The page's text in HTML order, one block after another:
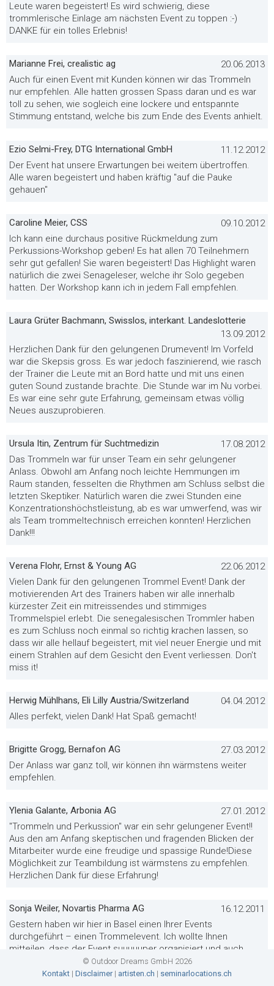
Leute waren begeistert! Es wird schwierig, diese
trommlerische Einlage am nächsten Event zu toppen :-)
DANKE für ein tolles Erlebnis!
Marianne Frei, crealistic ag
20.06.2013
Auch für einen Event mit Kunden können wir das Trommeln
nur empfehlen. Alle hatten grossen Spass daran und es war
toll zu sehen, wie sogleich eine lockere und entspannte
Stimmung entstand, welche bis zum Ende des Events anhielt.
Ezio Selmi-Frey, DTG International GmbH
11.12.2012
Der Event hat unsere Erwartungen bei weitem übertroffen.
Alle waren begeistert und haben kräftig "auf die Pauke
gehauen"
Caroline Meier, CSS
09.10.2012
Ich kann eine durchaus positive Rückmeldung zum
Perkussions-Workshop geben! Es hat allen 70 Teilnehmern
sehr gut gefallen! Sie waren begeistert! Das Highlight waren
natürlich die zwei Senageleser, welche ihr Solo gegeben
hatten. Der Workshop kann ich in jedem Fall empfehlen.
Laura Grüter Bachmann, Swisslos, interkant. Landeslotterie
13.09.2012
Herzlichen Dank für den gelungenen Drumevent! Im Vorfeld
war die Skepsis gross. Es war jedoch faszinierend, wie rasch
der Trainer die Leute mit an Bord hatte und mit uns einen
guten Sound zustande brachte. Die Stunde war im Nu vorbei.
Es war eine sehr gute Erfahrung, gemeinsam etwas völlig
Neues auszuprobieren.
Ursula Itin, Zentrum für Suchtmedizin
17.08.2012
Das Trommeln war für unser Team ein sehr gelungener
Anlass. Obwohl am Anfang noch leichte Hemmungen im
Raum standen, fesselten die Rhythmen am Schluss selbst die
letzten Skeptiker. Natürlich waren die zwei Stunden eine
Konzentrationshöchstleistung, ab es war umwerfend, was wir
als Team trommeltechnisch erreichen konnten! Herzlichen
Dank!!!
Verena Flohr, Ernst & Young AG
22.06.2012
Vielen Dank für den gelungenen Trommel Event! Dank der
motivierenden Art des Trainers haben wir alle innerhalb
kürzester Zeit ein mitreissendes und stimmiges
Trommelspiel erlebt. Die senegalesischen Trommler haben
es zum Schluss noch einmal so richtig krachen lassen, so
dass wir alle hellauf begeistert, mit viel neuer Energie und mit
einem Strahlen auf dem Gesicht den Event verliessen. Don't
miss it!
Herwig Mühlhans, Eli Lilly Austria/Switzerland
04.04.2012
Alles perfekt, vielen Dank! Hat Spaß gemacht!
Brigitte Grogg, Bernafon AG
27.03.2012
Der Anlass war ganz toll, wir können ihn wärmstens weiter
empfehlen.
Ylenia Galante, Arbonia AG
27.01.2012
"Trommeln und Perkussion" war ein sehr gelungener Event!!
Aus den am Anfang skeptischen und fragenden Blicken der
Mitarbeiter wurde eine freudige und spassige Runde!Diese
Möglichkeit zur Teambildung ist wärmstens zu empfehlen.
Herzlichen Dank für diese Erfahrung!
Sonja Weiler, Novartis Pharma AG
16.12.2011
Gestern haben wir hier in Basel einen Ihrer Events
durchgeführt – einen Trommelevent. Ich wollte Ihnen
mitteilen, dass der Event suuuuuper organisiert und auch
geleitet wurde. Wir hatten eine tolle Zeit und ich bin sicher,
unsere Abteilung wird den Event nie vergessen.
© Outdoor Dreams GmbH 2026
Kontakt | Disclaimer| artisten.ch | seminarlocations.ch